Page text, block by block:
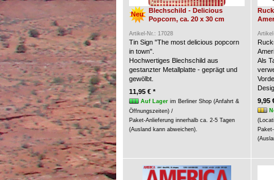
Neu
Blechschild - Delicious
Popcorn, ca. 20 x 30 cm
Artikel-Nr.: 17028
Tin Sign "The most delicious popcorn
in town".
Hochwertiges Blechschild aus
gestanzter Metallplatte - geprägt und
gewölbt.
11,95 € *
Auf Lagerim Berliner Shop (Anfahrt &
Öffnungszeiten) /
Paket-Anlieferung innerhalb ca. 2-5 Tagen
(Ausland kann abweichen).
Als
9,95